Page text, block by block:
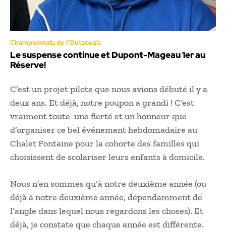
Championnats de l'Outaouais
Le suspense continue et Dupont-Mageau 1er au
Réserve!
C’est un projet pilote que nous avions débuté il y a
deux ans. Et déjà, notre poupon a grandi ! C’est
vraiment toute une fierté et un honneur que
d’organiser ce bel événement hebdomadaire au
Chalet Fontaine pour la cohorte des familles qui
choisissent de scolariser leurs enfants à domicile.
Nous n’en sommes qu’à notre deuxième année (ou
déjà à notre deuxième année, dépendamment de
l’angle dans lequel nous regardons les choses). Et
déjà, je constate que chaque année est différente.